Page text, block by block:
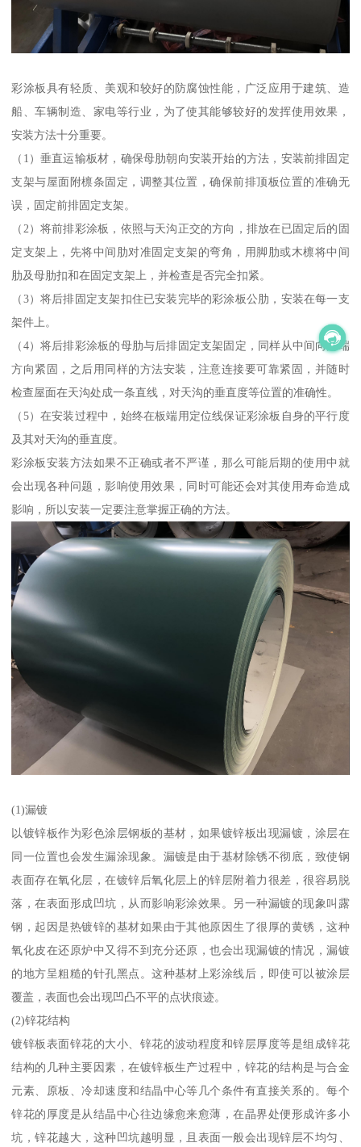
彩涂板具有轻质、美观和较好的防腐蚀性能，广泛应用于建筑、造
船、车辆制造、家电等行业，为了使其能够较好的发挥使用效果，
安装方法十分重要。
（1）垂直运输板材，确保母肋朝向安装开始的方法，安装前排固定
支架与屋面附檩条固定，调整其位置，确保前排顶板位置的准确无
误，固定前排固定支架。
（2）将前排彩涂板，依照与天沟正交的方向，排放在已固定后的固
定支架上，先将中间肋对准固定支架的弯角，用脚肋或木檩将中间
肋及母肋扣和在固定支架上，并检查是否完全扣紧。
（3）将后排固定支架扣住已安装完毕的彩涂板公肋，安装在每一支
架件上。
（4）将后排彩涂板的母肋与后排固定支架固定，同样从中间向两端
方向紧固，之后用同样的方法安装，注意连接要可靠紧固，并随时
检查屋面在天沟处成一条直线，对天沟的垂直度等位置的准确性。
（5）在安装过程中，始终在板端用定位线保证彩涂板自身的平行度
及其对天沟的垂直度。
彩涂板安装方法如果不正确或者不严谨，那么可能后期的使用中就
会出现各种问题，影响使用效果，同时可能还会对其使用寿命造成
影响，所以安装一定要注意掌握正确的方法。
(1)漏镀
以镀锌板作为彩色涂层钢板的基材，如果镀锌板出现漏镀，涂层在
同一位置也会发生漏涂现象。漏镀是由于基材除锈不彻底，致使钢
表面存在氧化层，在镀锌后氧化层上的锌层附着力很差，很容易脱
落，在表面形成凹坑，从而影响彩涂效果。另一种漏镀的现象叫露
钢，起因是热镀锌的基材如果由于其他原因生了很厚的黄锈，这种
氧化皮在还原炉中又得不到充分还原，也会出现漏镀的情况，漏镀
的地方呈粗糙的针孔黑点。这种基材上彩涂线后，即使可以被涂层
覆盖，表面也会出现凹凸不平的点状痕迹。
(2)锌花结构
镀锌板表面锌花的大小、锌花的波动程度和锌层厚度等是组成锌花
结构的几种主要因素，在镀锌板生产过程中，锌花的结构是与合金
元素、原板、冷却速度和结晶中心等几个条件有直接关系的。每个
锌花的厚度是从结晶中心往边缘愈来愈薄，在晶界处便形成许多小
坑，锌花越大，这种凹坑越明显，且表面一般会出现锌层不均匀、